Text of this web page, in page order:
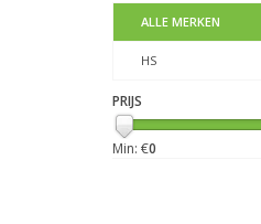
ALLE MERKEN
HS
PRIJS
Min: €0